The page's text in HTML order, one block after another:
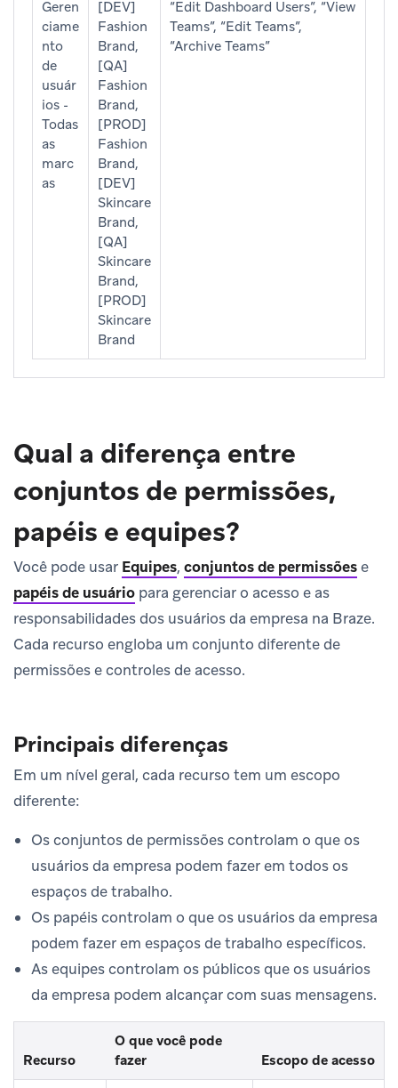
Geren
ciame
nto
de
usuár
ios -
Todas
as
marc
as
[DEV]
Fashion
Brand,
[QA]
Fashion
Brand,
[PROD]
Fashion
Brand,
[DEV]
Skincare
Brand,
[QA]
Skincare
Brand,
[PROD]
Skincare
Brand
“Edit Dashboard Users”, “View
Teams”, “Edit Teams”,
“Archive Teams”
Qual a diferença entre
conjuntos de permissões,
papéis e equipes?
Você pode usar Equipes, conjuntos de permissõese
papéis de usuário para gerenciar o acesso e as
responsabilidades dos usuários da empresa na Braze.
Cada recurso engloba um conjunto diferente de
permissões e controles de acesso.
Principais diferenças
Em um nível geral, cada recurso tem um escopo
diferente:
Os conjuntos de permissões controlam o que os
usuários da empresa podem fazer em todos os
espaços de trabalho.
Os papéis controlam o que os usuários da empresa
podem fazer em espaços de trabalho específicos.
As equipes controlam os públicos que os usuários
da empresa podem alcançar com suas mensagens.
Recurso
O que você pode
fazer
Escopo de acesso